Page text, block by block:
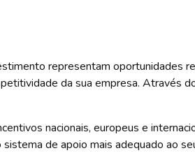
representam oportunidades
da sua empresa. Através
nacionais, europeus e
de apoio mais adequado ao